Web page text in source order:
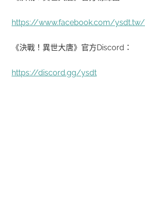
https://www.facebook.com/ysdt.tw/
《決戰！異世大唐》官方Discord：
https://discord.gg/ysdt